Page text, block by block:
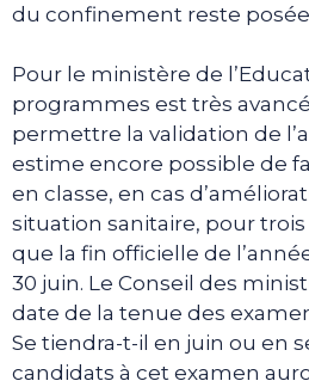
du confinement reste
Pour le ministère de
programmes est très
permettre la validation de
estime encore possible de
en classe, en cas
situation sanitaire, pour
que la fin officielle de
30 juin. Le Conseil des
date de la tenue des
Se tiendra-t-il en juin ou en
candidats à cet examen